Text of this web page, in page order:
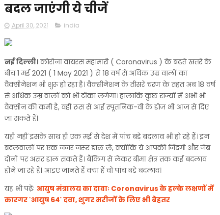
बदल जाएंगी ये चीजें
April 30, 2021 india
नई दिल्ली।कोरोना वायरस महामारी ( Coronavirus ) के बढ़ते खतरे के
बीच 1 मई 2021 ( 1 May 2021 ) से 18 वर्ष से अधिक उम्र वालों का
वैक्सीनेशन भी शुरू हो रहा है। वैक्सीनेशन के तीसरे चरण के तहत अब 18 वर्ष
से अधिक उम्र वालों को भी टीका लगेगा। हालांकि कुछ राज्यों में अभी भी
वैक्सीन की कमी है, वहीं रूस से आई स्पूतनिक-वी के डोज भी आज से दिए
जा सकते हैं।
यही नहीं इसके साथ ही एक मई से देश में पांच बड़े बदलाव भी हो रहे हैं। इन
बदलवालों पर एक नजर जरूर डाल लें, क्योंकि ये आपकी जिंदगी और जेब
दोनों पर असर डाल सकते हैं। बैंकिंग से लेकर बीमा क्षेत्र तक कई बदलाव
होने जा रहे हैं। आइए जानते हैं क्या हैं वो पांच बड़े बदलाव।
यह भी पढ़ेंः आयुष मंत्रालय का दावाः Coronavirus के हल्के लक्षणों में
कारगर 'आयुष 64' दवा, शुगर मरीजों के लिए भी बेहतर